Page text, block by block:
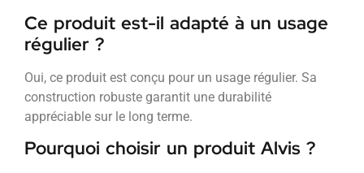
Ce produit est-il adapté à un usage
régulier ?
Oui, ce produit est conçu pour un usage régulier. Sa
construction robuste garantit une durabilité
appréciable sur le long terme.
Pourquoi choisir un produit Alvis ?